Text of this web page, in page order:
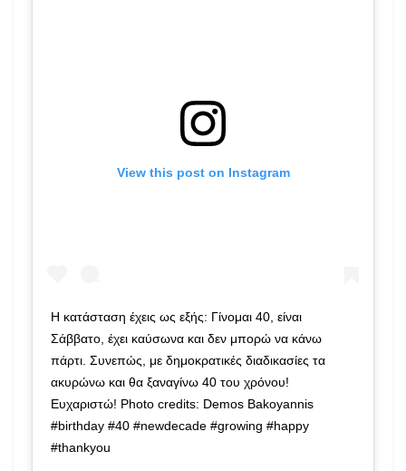
View this post on Instagram
Η κατάσταση έχεις ως εξής: Γίνομαι 40, είναι
Σάββατο, έχει καύσωνα και δεν μπορώ να κάνω
πάρτι. Συνεπώς, με δημοκρατικές διαδικασίες τα
ακυρώνω και θα ξαναγίνω 40 του χρόνου!
Ευχαριστώ! Photo credits: Demos Bakoyannis
#birthday #40 #newdecade #growing #happy
#thankyou